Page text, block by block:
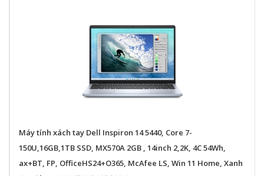
Máy tính xách tay Dell Inspiron 14 5440, Core 7-
150U,16GB,1TB SSD, MX570A 2GB , 14inch 2,2K, 4C 54Wh,
ax+BT, FP, OfficeHS24+O365, McAfee LS, Win 11 Home, Xanh